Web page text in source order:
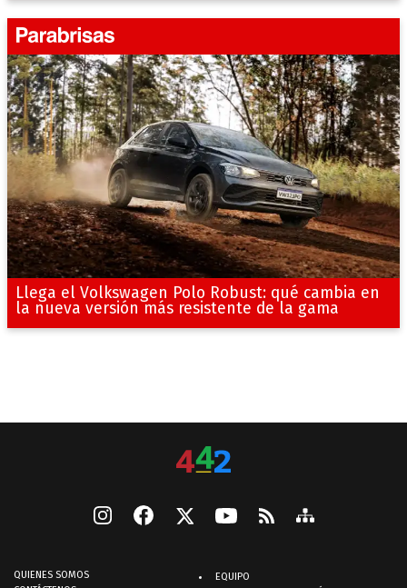
Llega el Volkswagen Polo Robust: qué cambia en
la nueva versión más resistente de la gama
QUIENES SOMOS
EQUIPO